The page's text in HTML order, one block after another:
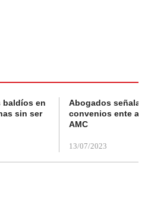
baldíos en
sin ser
Abogados
convenios ente
AMC
13/07/2023